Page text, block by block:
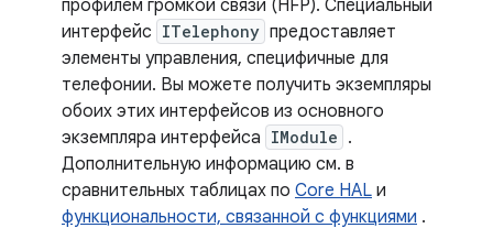
профилем громкой связи (HFP). Специальный
интерфейс ITelephony предоставляет
элементы управления, специфичные для
телефонии. Вы можете получить экземпляры
обоих этих интерфейсов из основного
экземпляра интерфейса IModule .
Дополнительную информацию см. в
сравнительных таблицах по Core HAL и
функциональности, связанной с функциями .